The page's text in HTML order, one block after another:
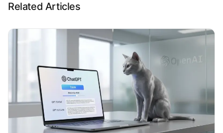
Related Articles